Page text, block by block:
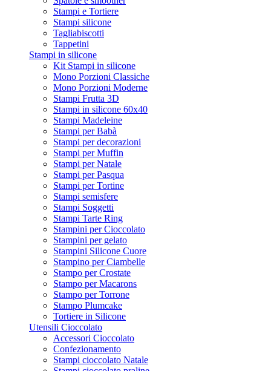
Stampi e Tortiere
Stampi silicone
Tagliabiscotti
Tappetini
Stampi in silicone
Kit Stampi in silicone
Mono Porzioni Classiche
Mono Porzioni Moderne
Stampi Frutta 3D
Stampi in silicone 60x40
Stampi Madeleine
Stampi per Babà
Stampi per decorazioni
Stampi per Muffin
Stampi per Natale
Stampi per Pasqua
Stampi per Tortine
Stampi semisfere
Stampi Soggetti
Stampi Tarte Ring
Stampini per Cioccolato
Stampini per gelato
Stampini Silicone Cuore
Stampino per Ciambelle
Stampo per Crostate
Stampo per Macarons
Stampo per Torrone
Stampo Plumcake
Tortiere in Silicone
Utensili Cioccolato
Accessori Cioccolato
Confezionamento
Stampi cioccolato Natale